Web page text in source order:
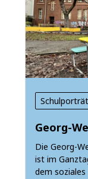
Schulporträt
Georg-
Die Georg-
ist im
dem